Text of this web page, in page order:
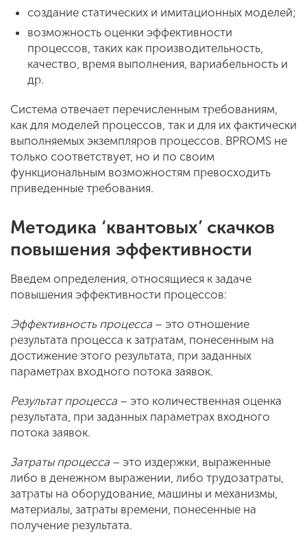
создание статических и имитационных моделей;
возможность оценки эффективности
процессов, таких как производительность,
качество, время выполнения, вариабельность и
др.
Система отвечает перечисленным требованиям,
как для моделей процессов, так и для их фактически
выполняемых экземпляров процессов. BPROMS не
только соответствует, но и по своим
функциональным возможностям превосходить
приведенные требования.
Методика ‘квантовых’ скачков
повышения эффективности
Введем определения, относящиеся к задаче
повышения эффективности процессов:
Эффективность процесса – это отношение
результата процесса к затратам, понесенным на
достижение этого результата, при заданных
параметрах входного потока заявок.
Результат процесса – это количественная оценка
результата, при заданных параметрах входного
потока заявок.
Затраты процесса – это издержки, выраженные
либо в денежном выражении, либо трудозатраты,
затраты на оборудование, машины и механизмы,
материалы, затраты времени, понесенные на
получение результата.